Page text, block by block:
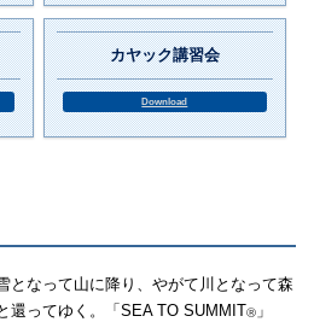
カヤック講習会
Download
となって山に降り、やがて川となって森
還ってゆく。「SEA TO SUMMITⓇ 」